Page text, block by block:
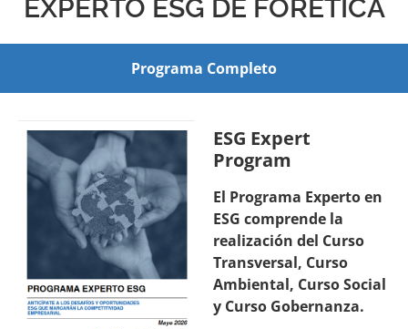
EXPERTO ESG DE FORÉTICA
Programa Completo
ESG Expert
Program
El Programa Experto en
ESG comprende la
realización del Curso
Transversal, Curso
Ambiental, Curso Social
y Curso Gobernanza.